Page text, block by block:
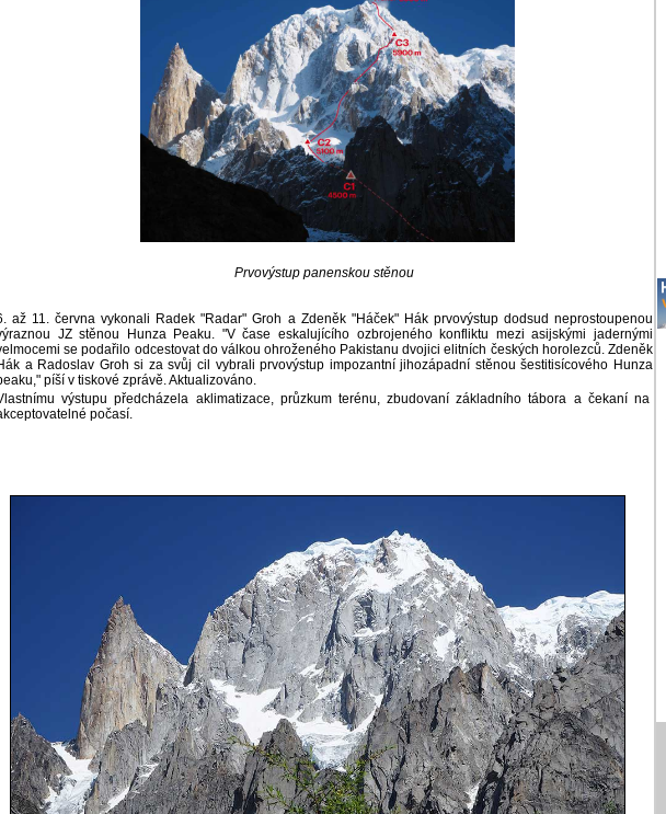
Prvovýstup panenskou stěnou
až 11. června vykonali Radek "Radar" Groh a Zdeněk "Háček" Hák prvovýstup dodsud neprostoupenou
JZ stěnou Hunza Peaku. "V čase eskalujícího ozbrojeného konfliktu mezi asijskými jadernými
se podařilo odcestovat do válkou ohroženého Pakistanu dvojici elitních českých horolezců. Zdeněk
a Radoslav Groh si za svůj cil vybrali prvovýstup impozantní jihozápadní stěnou šestitisícového Hunza
píší v tiskové zprávě. Aktualizováno.
výstupu předcházela aklimatizace, průzkum terénu, zbudovaní základního tábora a čekaní na
počasí.